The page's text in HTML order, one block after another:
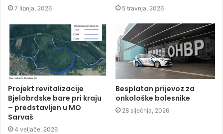
7 lipnja, 2026 5 travnja, 2026
Projekt revitalizacije
Bjelobrdske bare pri kraju
– predstavljen u MO
Sarvaš
4 veljače, 2026
Besplatan prijevoz za
onkološke bolesnike
28 siječnja, 2026